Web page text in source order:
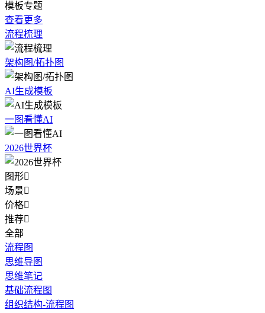
模板专题
查看更多
流程梳理
架构图/拓扑图
AI生成模板
一图看懂AI
2026世界杯
图形
场景
价格
推荐
全部
流程图
思维导图
思维笔记
基础流程图
组织结构-流程图